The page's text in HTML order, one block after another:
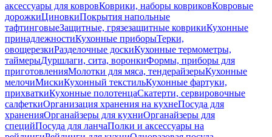
аксессуары для ковровКоврики, наборы ковриковКовровые
дорожкиЦиновкиПокрытия напольные
тафтинговыеЗащитные, грязезащитные коврикиКухонные
принадлежностиКухонные приборыТерки,
овощерезкиРазделочные доскиКухонные термометры,
таймерыДуршлаги, сита, воронкиФормы, приборы для
приготовленияМолотки для мяса, тендерайзерыКухонные
мелочиМискиКухонный текстильКухонные фартуки,
прихваткиКухонные полотенцаСкатерти, сервировочные
салфеткиОрганизация хранения на кухнеПосуда для
храненияОрганайзеры для кухниОрганайзеры для
специйПосуда для ланчаПолки и аксессуары на